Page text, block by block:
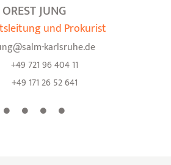
OREST JUNG
und Prokurist
karlsruhe.de
+49 721 96 404 11
+49 171 26 52 641